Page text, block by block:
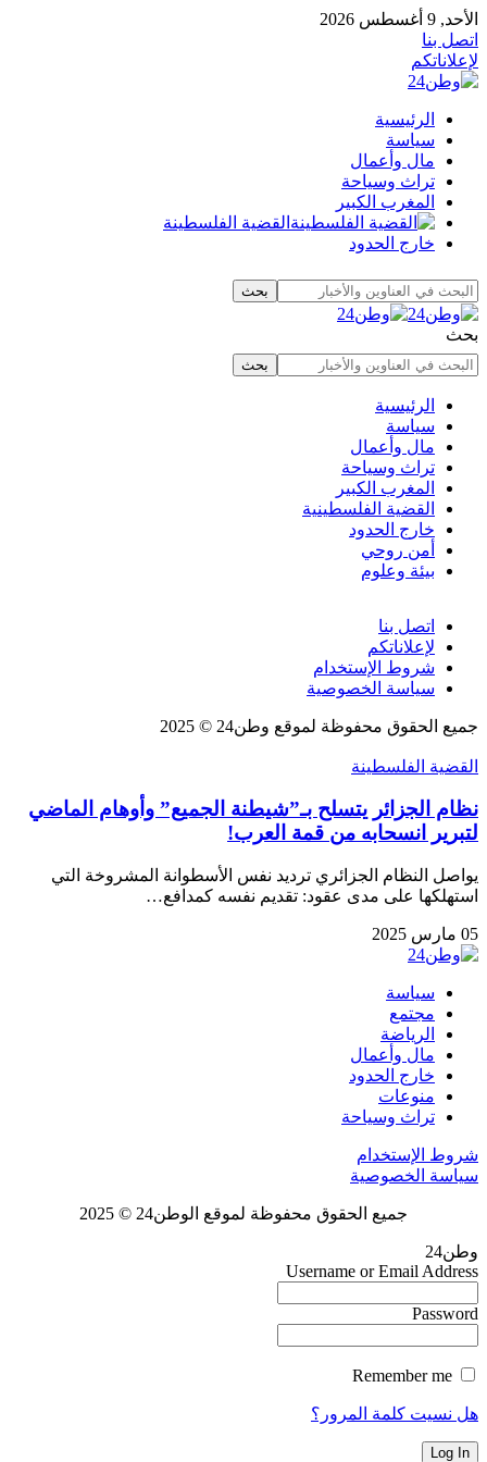
الأحد, 9 أغسطس 2026
اتصل بنا
لإعلاناتكم
الرئيسية
سياسة
مال وأعمال
تراث وسياحة
المغرب الكبير
القضية الفلسطينة
خارج الحدود
بحث
الرئيسية
سياسة
مال وأعمال
تراث وسياحة
المغرب الكبير
القضية الفلسطينية
خارج الحدود
أمن روحي
بيئة وعلوم
اتصل بنا
لإعلاناتكم
شروط الإستخدام
سياسة الخصوصية
جميع الحقوق محفوظة لموقع وطن24 © 2025
القضية الفلسطينة
نظام الجزائر يتسلح بـ”شيطنة الجميع” وأوهام الماضي
لتبرير انسحابه من قمة العرب!
يواصل النظام الجزائري ترديد نفس الأسطوانة المشروخة التي
استهلكها على مدى عقود: تقديم نفسه كمدافع…
05 مارس 2025
سياسة
مجتمع
الرياضة
مال وأعمال
خارج الحدود
منوعات
تراث وسياحة
شروط الإستخدام
سياسة الخصوصية
جميع الحقوق محفوظة لموقع الوطن24 © 2025
وطن24
Username or Email Address
Password
هل نسيت كلمة المرور؟